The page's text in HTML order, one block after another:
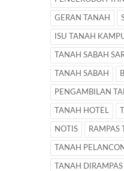
GERAN TANAH
ISU TANAH
TANAH SABAH
TANAH SABAH
PENGAMBILAN
TANAH HOTEL
NOTIS RAMPAS
TANAH
TANAH DIRAMPAS